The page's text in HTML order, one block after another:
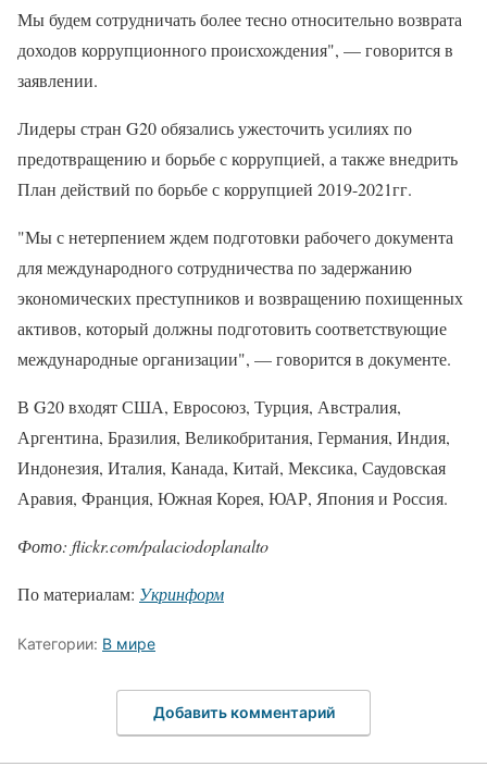
Мы будем сотрудничать более тесно относительно возврата
доходов коррупционного происхождения", — говорится в
заявлении.
Лидеры стран G20 обязались ужесточить усилиях по
предотвращению и борьбе с коррупцией, а также внедрить
План действий по борьбе с коррупцией 2019-2021гг.
"Мы с нетерпением ждем подготовки рабочего документа
для международного сотрудничества по задержанию
экономических преступников и возвращению похищенных
активов, который должны подготовить соответствующие
международные организации", — говорится в документе.
В G20 входят США, Евросоюз, Турция, Австралия,
Аргентина, Бразилия, Великобритания, Германия, Индия,
Индонезия, Италия, Канада, Китай, Мексика, Саудовская
Аравия, Франция, Южная Корея, ЮАР, Япония и Россия.
Фото: flickr.com/palaciodoplanalto
По материалам: Укринформ
Категории: В мире
Добавить комментарий